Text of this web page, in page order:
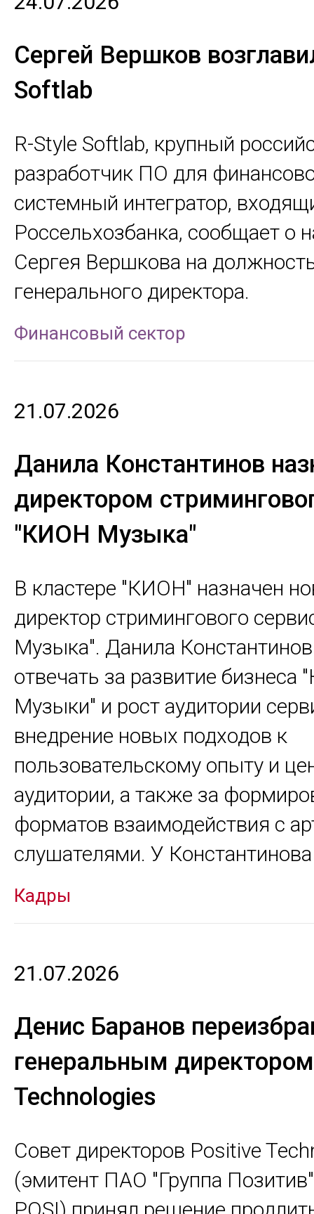
Сергей Вершков
Softlab
R-Style Softlab, крупный
разработчик ПО для
системный интегратор,
Россельхозбанка, сообщает о
Сергея Вершкова на
генерального директора.
Финансовый сектор
21.07.2026
Данила Константинов
директором
"КИОН Музыка"
В кластере "КИОН" назначен
директор стримингового
Музыка". Данила
отвечать за развитие
Музыки" и рост аудитории
внедрение новых подходов к
пользовательскому опыту и
аудитории, а также за
форматов взаимодействия с
слушателями. У
Кадры
21.07.2026
Денис Баранов
генеральным
Technologies
Совет директоров Positive
(эмитент ПАО "Группа